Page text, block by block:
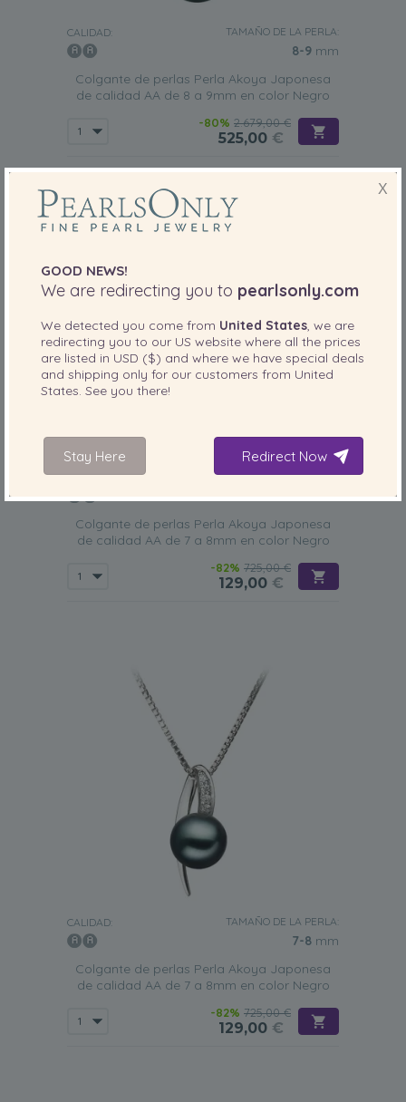
CALIDAD: TAMAÑO DE LA PERLA:
8-9 mm
Colgante de perlas Perla Akoya Japonesa
de calidad AA de 8 a 9mm en color Negro
-80% 2.679,00 €
525,00 €
CALIDAD: TAMAÑO DE LA PERLA:
Colgante de perlas Perla Akoya Japonesa
de calidad AA de 7 a 8mm en color Negro
-82% 725,00 €
129,00 €
CALIDAD: TAMAÑO DE LA PERLA:
7-8 mm
Colgante de perlas Perla Akoya Japonesa
de calidad AA de 7 a 8mm en color Negro
-82% 725,00 €
129,00 €
X
GOOD NEWS!
We are redirecting you to pearlsonly.com
We detected you come from United States, we are
redirecting you to our US website where all the prices
are listed in USD ($) and where we have special deals
and shipping only for our customers from United
States. See you there!
Stay Here Redirect Now